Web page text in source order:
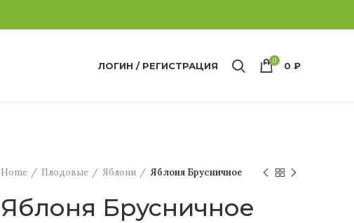
ЛОГИН / РЕГИСТРАЦИЯ 0 0 ₽
Home Плодовые Яблони Яблоня Брусничное
Яблоня Брусничное